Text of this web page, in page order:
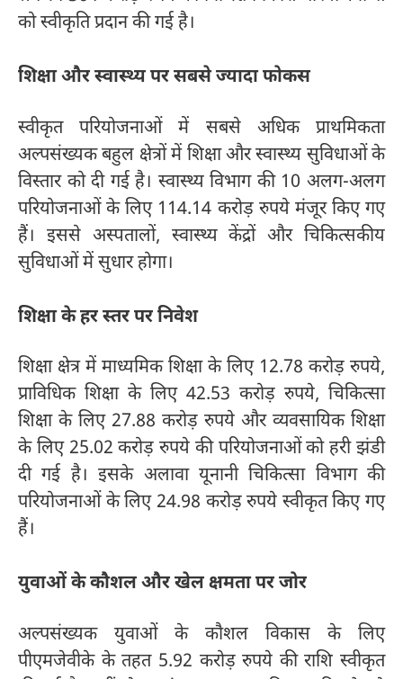
को स्वीकृति प्रदान की गई है।
शिक्षा और स्वास्थ्य पर सबसे ज्यादा फोकस
स्वीकृत परियोजनाओं में सबसे अधिक प्राथमिकता
अल्पसंख्यक बहुल क्षेत्रों में शिक्षा और स्वास्थ्य सुविधाओं के
विस्तार को दी गई है। स्वास्थ्य विभाग की 10 अलग-अलग
परियोजनाओं के लिए 114.14 करोड़ रुपये मंजूर किए गए
हैं। इससे अस्पतालों, स्वास्थ्य केंद्रों और चिकित्सकीय
सुविधाओं में सुधार होगा।
शिक्षा के हर स्तर पर निवेश
शिक्षा क्षेत्र में माध्यमिक शिक्षा के लिए 12.78 करोड़ रुपये,
प्राविधिक शिक्षा के लिए 42.53 करोड़ रुपये, चिकित्सा
शिक्षा के लिए 27.88 करोड़ रुपये और व्यवसायिक शिक्षा
के लिए 25.02 करोड़ रुपये की परियोजनाओं को हरी झंडी
दी गई है। इसके अलावा यूनानी चिकित्सा विभाग की
परियोजनाओं के लिए 24.98 करोड़ रुपये स्वीकृत किए गए
हैं।
युवाओं के कौशल और खेल क्षमता पर जोर
अल्पसंख्यक युवाओं के कौशल विकास के लिए
पीएमजेवीके के तहत 5.92 करोड़ रुपये की राशि स्वीकृत